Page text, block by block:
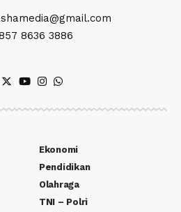
8636 3886
Ekonomi
Pendidikan
Olahraga
TNI – Polri